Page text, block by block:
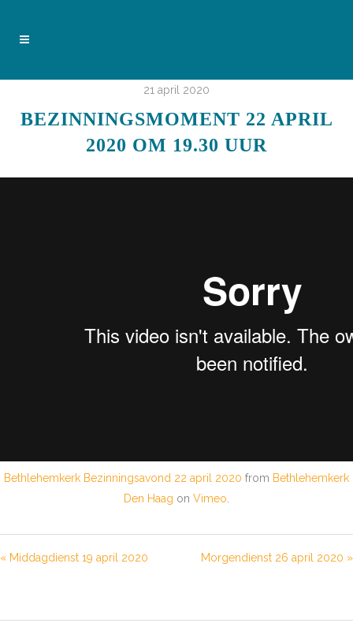
21 april 2020
BEZINNINGSMOMENT 22 APRIL
2020 OM 19.30 UUR
Bethlehemkerk Bezinningsavond 22 april 2020 from Bethlehemkerk
Den Haag on Vimeo
« Middagdienst 19 april 2020 Morgendienst 26 april 2020 »